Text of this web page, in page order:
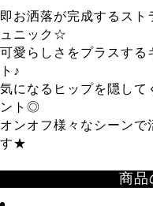
即お洒落が完成するス
ュニック☆
可愛らしさをプラスする
ト♪
気になるヒップを隠して
ント◎
オンオフ様々なシーン
す★
商品